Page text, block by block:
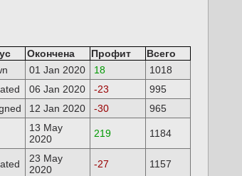
Окончена Профит
Всего
01 Jan 2020 18
1018
06 Jan 2020 -23
995
12 Jan 2020 -30 965
13 May
2020
219 1184
23 May
2020
-27 1157